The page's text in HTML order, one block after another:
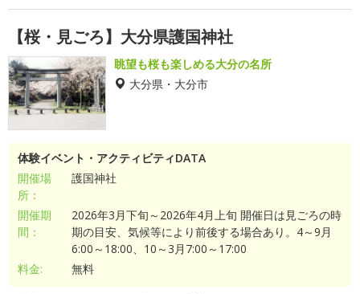
【桜・見ごろ】大分県護国神社
眺望も桜も楽しめる大分の名所
大分県・大分市
体験イベント・アクティビティDATA
開催場
所：
護国神社
開催期
間：
2026年3月下旬～2026年4月上旬 開催日は見ごろの時
期の目安、気候等により前後する場合あり。4～9月
6:00～18:00、10～3月7:00～17:00
料金:
無料